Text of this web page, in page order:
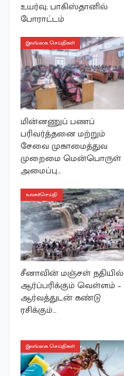
உயர்வு; பாகிஸ்தானில்
போராட்டம்
இலங்கை செய்திகள்
மின்னணுப் பணப்
பரிவர்த்தனை மற்றும்
சேவை முகாமைத்துவ
முறைமை மென்பொருள்
அமைப்பு…
உலகச்செய்தி
சீனாவின் மஞ்சள் நதியில்
ஆர்ப்பரிக்கும் வெள்ளம் –
ஆர்வத்துடன் கண்டு
ரசிக்கும்…
இலங்கை செய்திகள்